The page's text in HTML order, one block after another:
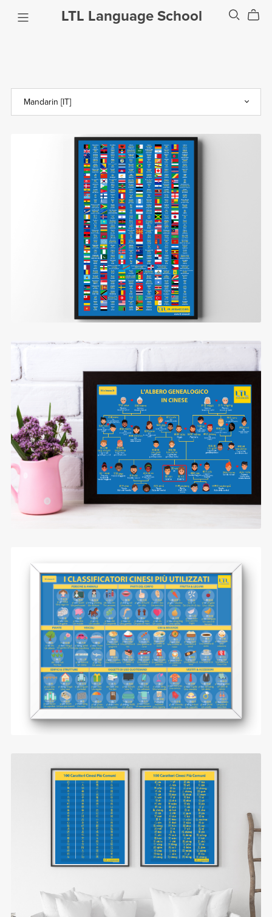
LTL Language School
Paesi in Cinese
$0.99
Il Complicato Albero Genealogico Cinese
$0.99
I Classificatori Cinesi
$0.99
I 100 Caratteri Cinesi Più Comuni